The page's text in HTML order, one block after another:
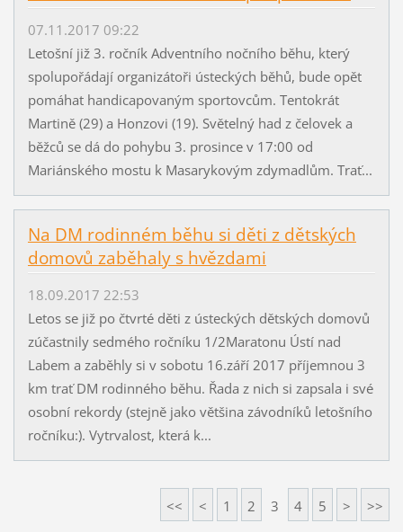
07.11.2017 09:22
Letošní již 3. ročník Adventního nočního běhu, který
spolupořádají organizátoři ústeckých běhů, bude opět
pomáhat handicapovaným sportovcům. Tentokrát
Martině (29) a Honzovi (19). Světelný had z čelovek a
běžců se dá do pohybu 3. prosince v 17:00 od
Mariánského mostu k Masarykovým zdymadlům. Trať...
Na DM rodinném běhu si děti z dětských
domovů zaběhaly s hvězdami
18.09.2017 22:53
Letos se již po čtvrté děti z ústeckých dětských domovů
zúčastnily sedmého ročníku 1/2Maratonu Ústí nad
Labem a zaběhly si v sobotu 16.září 2017 příjemnou 3
km trať DM rodinného běhu. Řada z nich si zapsala i své
osobní rekordy (stejně jako většina závodníků letošního
ročníku:). Vytrvalost, která k...
<< < 1 2 3 4 5 > >>